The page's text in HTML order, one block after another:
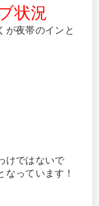
状況
が夜帯のインと
けではないで
っています！